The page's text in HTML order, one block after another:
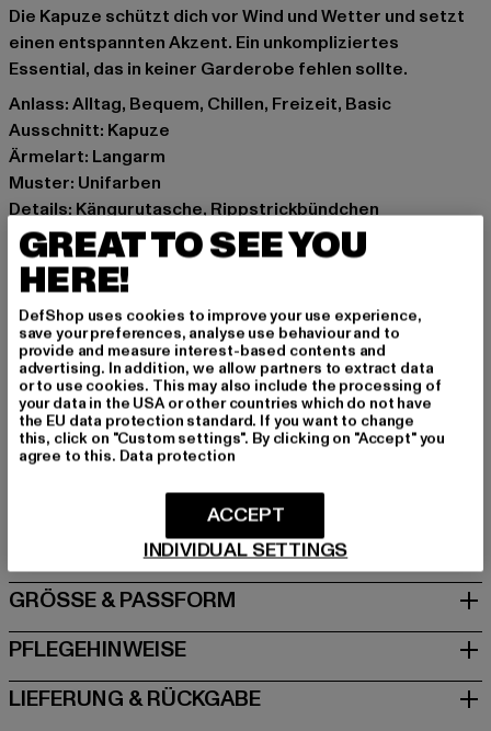
Die Kapuze schützt dich vor Wind und Wetter und setzt
einen entspannten Akzent. Ein unkompliziertes
Essential, das in keiner Garderobe fehlen sollte.
Anlass: Alltag, Bequem, Chillen, Freizeit, Basic
Ausschnitt: Kapuze
Ärmelart: Langarm
Muster: Unifarben
Details: Kängurutasche, Rippstrickbündchen
Schnitt: Oversize
Marke: Urban Classics
Kat.: Hoodies
Farbe: rot
Hersteller Farbe: lightrust
Materialzusammensetzung: 70% Baumwolle, 30%
Polyester
Art.Nr: TB6860-17535
Hersteller: TB International GmbH |
Dr.-Robert-Murjahn-Straße 7 | 64372 Ober-Ramstadt |
GRÖSSE & PASSFORM
PFLEGEHINWEISE
LIEFERUNG & RÜCKGABE
GREAT TO SEE YOU
HERE!
DefShop uses cookies to improve your use experience,
save your preferences, analyse use behaviour and to
provide and measure interest-based contents and
advertising. In addition, we allow partners to extract data
or to use cookies. This may also include the processing of
your data in the USA or other countries which do not have
the EU data protection standard. If you want to change
this, click on "Custom settings". By clicking on "Accept" you
agree to this. Data protection
INDIVIDUAL SETTINGS
ACCEPT